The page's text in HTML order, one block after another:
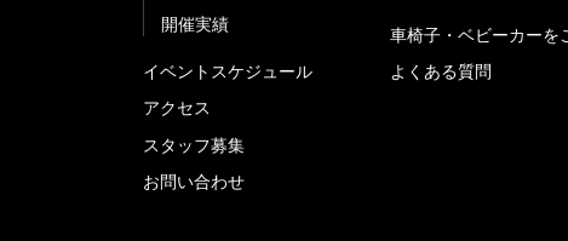
開催実績
イベントスケジュール
アクセス
スタッフ募集
お問い合わせ
車椅子・ベビーカーを
よくある質問